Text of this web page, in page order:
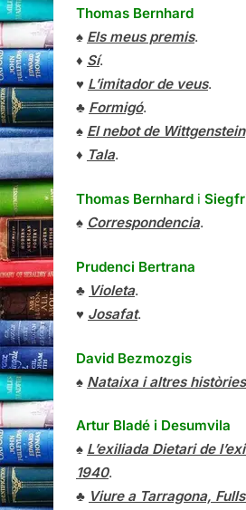
Thomas Bernhard
♠ Els meus premis.
♦ Sí.
♥ L’imitador de veus.
♣ Formigó.
♠ El nebot de Wittgenstein
♦ Tala.
Thomas Bernhard i
♠ Correspondencia.
Prudenci Bertrana
♣ Violeta.
♥ Josafat.
David Bezmozgis
♠ Nataixa i altres històries
Artur Bladé i Desumvila
♠ L’exiliada Dietari de
1940.
♣ Viure a Tarragona,